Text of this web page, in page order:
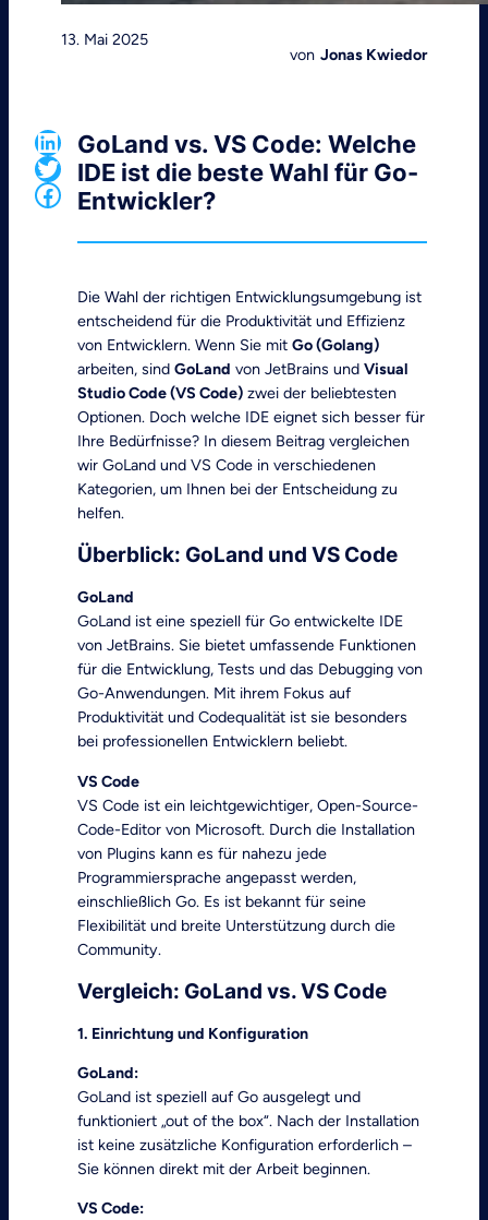
13. Mai 2025
von Jonas Kwiedor
LinkedIn
Twitter
Facebook
GoLand vs. VS Code: Welche
IDE ist die beste Wahl für Go-
Entwickler?
Die Wahl der richtigen Entwicklungsumgebung ist
entscheidend für die Produktivität und Effizienz
von Entwicklern. Wenn Sie mit Go (Golang)
arbeiten, sind GoLand von JetBrains und Visual
Studio Code (VS Code) zwei der beliebtesten
Optionen. Doch welche IDE eignet sich besser für
Ihre Bedürfnisse? In diesem Beitrag vergleichen
wir GoLand und VS Code in verschiedenen
Kategorien, um Ihnen bei der Entscheidung zu
helfen.
Überblick: GoLand und VS Code
GoLand
GoLand ist eine speziell für Go entwickelte IDE
von JetBrains. Sie bietet umfassende Funktionen
für die Entwicklung, Tests und das Debugging von
Go-Anwendungen. Mit ihrem Fokus auf
Produktivität und Codequalität ist sie besonders
bei professionellen Entwicklern beliebt.
VS Code
VS Code ist ein leichtgewichtiger, Open-Source-
Code-Editor von Microsoft. Durch die Installation
von Plugins kann es für nahezu jede
Programmiersprache angepasst werden,
einschließlich Go. Es ist bekannt für seine
Flexibilität und breite Unterstützung durch die
Community.
Vergleich: GoLand vs. VS Code
1. Einrichtung und Konfiguration
GoLand:
GoLand ist speziell auf Go ausgelegt und
funktioniert „out of the box“. Nach der Installation
ist keine zusätzliche Konfiguration erforderlich –
Sie können direkt mit der Arbeit beginnen.
VS Code: